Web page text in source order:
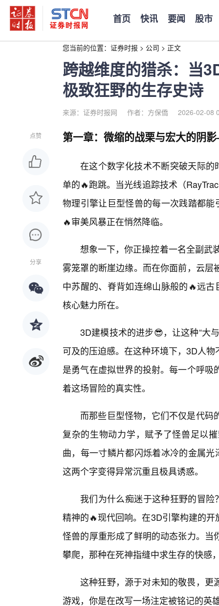
首页 快讯 要闻 股市
您当前的位置： 证券时报 > 公司 > 正文
跨越维度的猎杀：当
极致狂野的生存史诗
来源：证券时报网 作者：方保僑 2026-02-08
点赞
分享
第一章：微缩的战栗与宏大的阴
在这个数字化技术不断突破天际的
单的🔥跑跳。当光线追踪技术（
物理引擎让巨型怪兽的每一次践踏都
🔥审美风暴正在悄然降临。
想象一下，你正操控着一名全副武
雾笼罩的断崖边缘。而在你面前，云
中苏醒的、脊背如连绵山脉般的🔥远
核心魅力所在。
3D建模技术的进步😎，让这种“大
可及的压迫感。在这种环境下，3D人
是勇气在虚拟世界的投射。每一个呼
着这场冒险的真实性。
而那些巨型怪物，它们不仅是代
复杂的生物动力学，赋予了怪兽足以
曲，每一寸鳞片都闪烁着冰冷的金属
这两个字变得异常沉重且极具诱惑。
我们为什么痴迷于这种狂野的冒险
精神的🔥现代回响。在3D引擎构建的
怪兽的厚重形成了鲜明的动态张力。
攀爬，那种在死神指缝中求生存的快感
这种狂野，源于对未知的敬畏，更
游戏，你是在改写一场注定被铭记的英